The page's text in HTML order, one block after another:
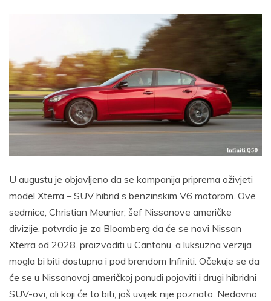
U augustu je objavljeno da se kompanija priprema oživjeti
model Xterra – SUV hibrid s benzinskim V6 motorom. Ove
sedmice, Christian Meunier, šef Nissanove američke
divizije, potvrdio je za Bloomberg da će se novi Nissan
Xterra od 2028. proizvoditi u Cantonu, a luksuzna verzija
mogla bi biti dostupna i pod brendom Infiniti. Očekuje se da
će se u Nissanovoj američkoj ponudi pojaviti i drugi hibridni
SUV-ovi, ali koji će to biti, još uvijek nije poznato. Nedavno